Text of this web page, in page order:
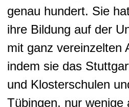
genau hundert. Sie
ihre Bildung auf der
mit ganz vereinzelten
indem sie das
und Klosterschulen
Tübingen, nur wenige